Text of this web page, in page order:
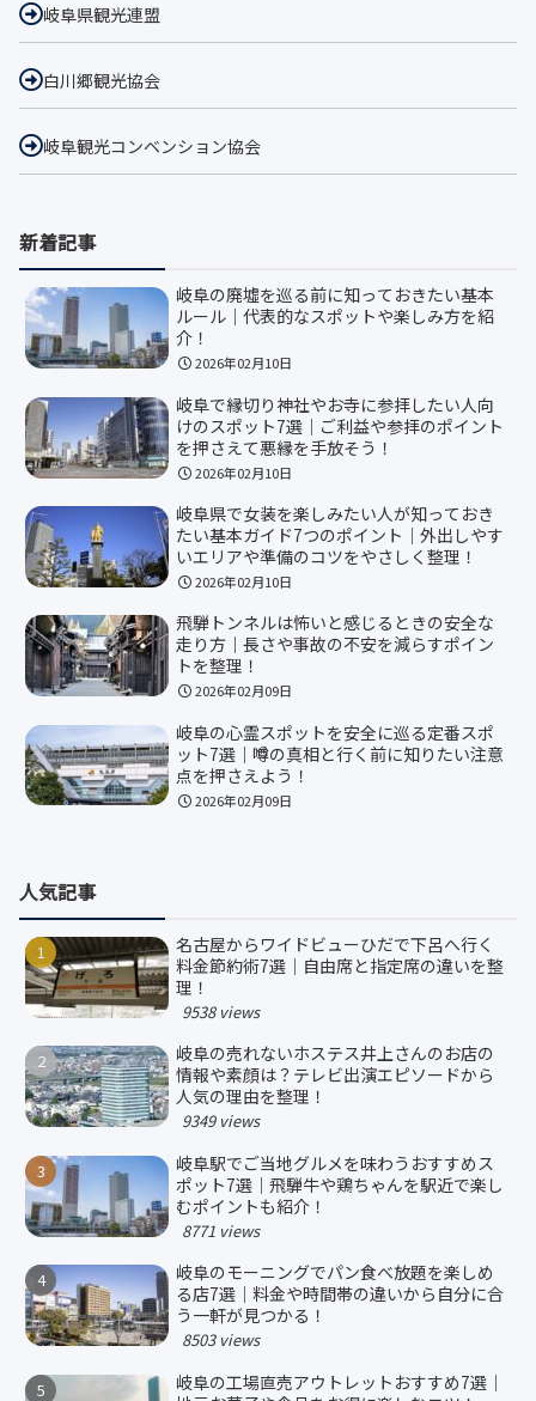
岐阜県観光連盟
白川郷観光協会
岐阜観光コンベンション協会
新着記事
岐阜の廃墟を巡る前に知っておきたい基本
ルール｜代表的なスポットや楽しみ方を紹
介！
2026年02月10日
岐阜で縁切り神社やお寺に参拝したい人向
けのスポット7選｜ご利益や参拝のポイント
を押さえて悪縁を手放そう！
2026年02月10日
岐阜県で女装を楽しみたい人が知っておき
たい基本ガイド7つのポイント｜外出しやす
いエリアや準備のコツをやさしく整理！
2026年02月10日
飛騨トンネルは怖いと感じるときの安全な
走り方｜長さや事故の不安を減らすポイン
トを整理！
2026年02月09日
岐阜の心霊スポットを安全に巡る定番スポ
ット7選｜噂の真相と行く前に知りたい注意
点を押さえよう！
2026年02月09日
人気記事
名古屋からワイドビューひだで下呂へ行く
料金節約術7選｜自由席と指定席の違いを整
理！
9538 views
岐阜の売れないホステス井上さんのお店の
情報や素顔は？テレビ出演エピソードから
人気の理由を整理！
9349 views
岐阜駅でご当地グルメを味わうおすすめス
ポット7選｜飛騨牛や鶏ちゃんを駅近で楽し
むポイントも紹介！
8771 views
岐阜のモーニングでパン食べ放題を楽しめ
る店7選｜料金や時間帯の違いから自分に合
う一軒が見つかる！
8503 views
岐阜の工場直売アウトレットおすすめ7選｜